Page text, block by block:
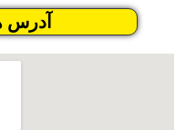
آدرس